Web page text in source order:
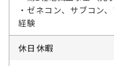
・ゼネコン、サブコン
経験
休日休暇